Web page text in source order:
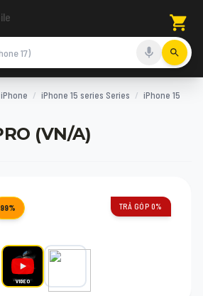
iPhone / iPhone 15 series Series / iPhone 15
(VN/A)
99% TRẢ GÓP 0%
VIDEO